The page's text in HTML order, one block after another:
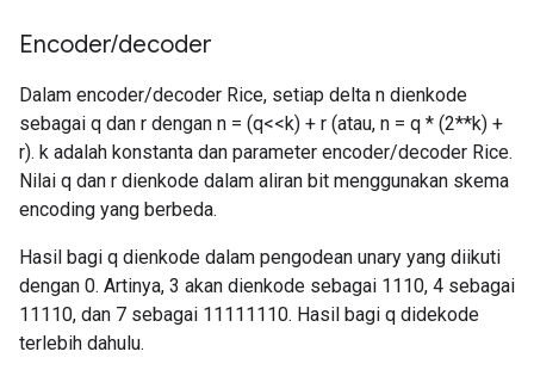
Encoder/decoder
Dalam encoder/decoder Rice, setiap delta n dienkode
sebagai q dan r dengan n = (q<<k) + r (atau, n = q * (2**k) +
r). k adalah konstanta dan parameter encoder/decoder Rice.
Nilai q dan r dienkode dalam aliran bit menggunakan skema
encoding yang berbeda.
Hasil bagi q dienkode dalam pengodean unary yang diikuti
dengan 0. Artinya, 3 akan dienkode sebagai 1110, 4 sebagai
11110, dan 7 sebagai 11111110. Hasil bagi q didekode
terlebih dahulu.